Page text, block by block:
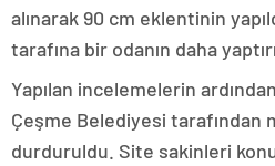
alınarak 90 cm eklentinin
tarafına bir odanın daha
Yapılan incelemelerin
Çeşme Belediyesi tarafından
durduruldu. Site sakinleri